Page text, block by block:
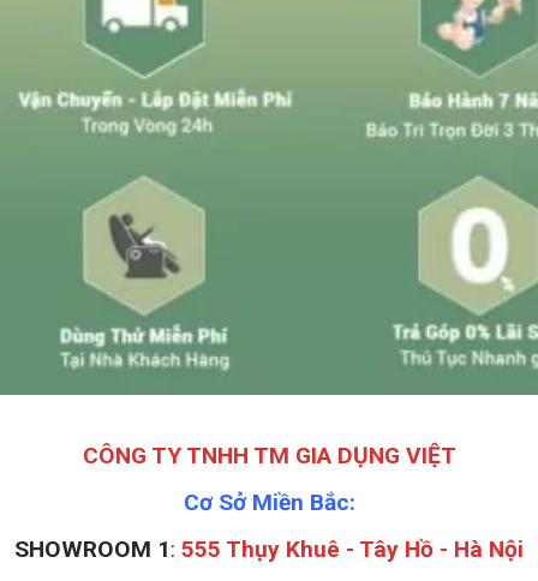
CÔNG TY TNHH TM GIA DỤNG VIỆT
Cơ Sở Miền Bắc:
SHOWROOM 1: 555 Thụy Khuê - Tây Hồ - Hà Nội